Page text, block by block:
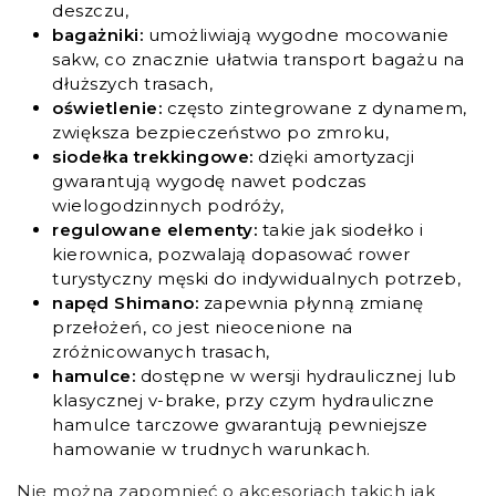
deszczu,
bagażniki: umożliwiają wygodne mocowanie
sakw, co znacznie ułatwia transport bagażu na
dłuższych trasach,
oświetlenie: często zintegrowane z dynamem,
zwiększa bezpieczeństwo po zmroku,
siodełka trekkingowe: dzięki amortyzacji
gwarantują wygodę nawet podczas
wielogodzinnych podróży,
regulowane elementy: takie jak siodełko i
kierownica, pozwalają dopasować rower
turystyczny męski do indywidualnych potrzeb,
napęd Shimano: zapewnia płynną zmianę
przełożeń, co jest nieocenione na
zróżnicowanych trasach,
hamulce: dostępne w wersji hydraulicznej lub
klasycznej v-brake, przy czym hydrauliczne
hamulce tarczowe gwarantują pewniejsze
hamowanie w trudnych warunkach.
Nie można zapomnieć o akcesoriach takich jak